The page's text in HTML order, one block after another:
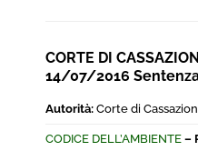
CORTE DI
14/07/2016
Autorità: Corte di
CODICE DELL’AMBIENTE –